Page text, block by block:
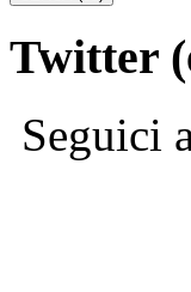
Twitter
Seguici